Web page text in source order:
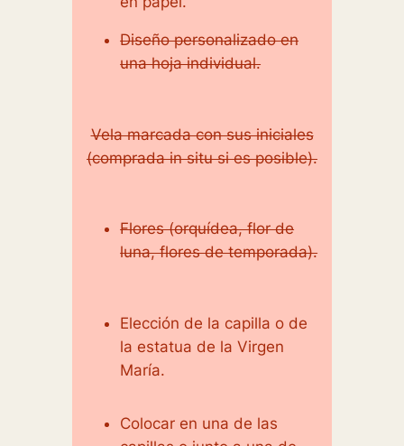
Diseño personalizado en
una hoja individual.
Vela marcada con sus iniciales
(comprada in situ si es posible).
Flores (orquídea, flor de
luna, flores de temporada).
Elección de la capilla o de
la estatua de la Virgen
María.
Colocar en una de las